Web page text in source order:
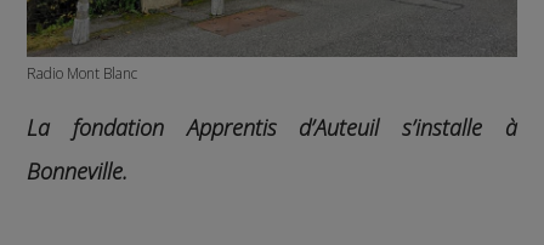
Radio Mont Blanc
La fondation Apprentis d’Auteuil s’installe à
Bonneville.